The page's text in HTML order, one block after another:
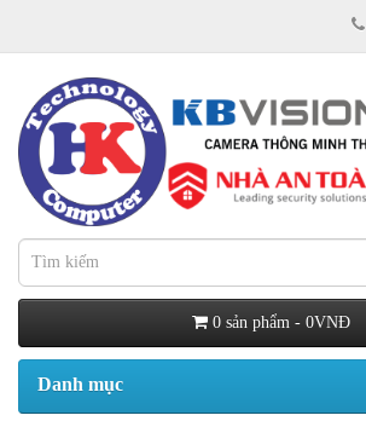
0 sản phẩm - 0VNĐ
Danh mục